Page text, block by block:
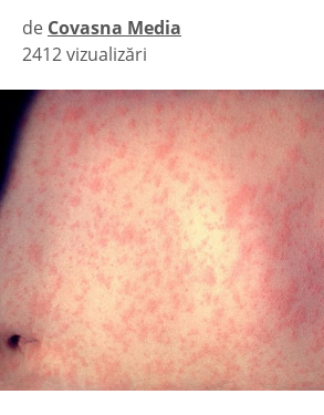
de Covasna Media
|
2412 vizualizări